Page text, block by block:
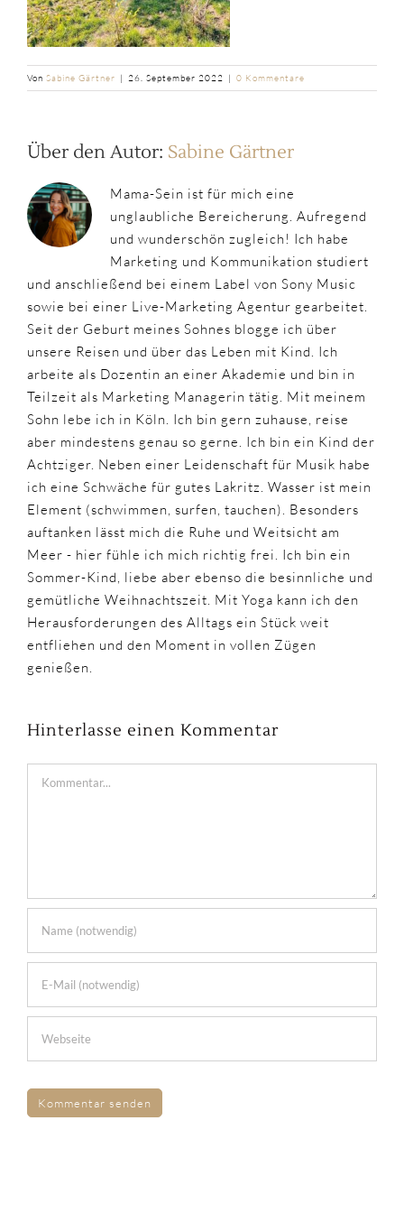
Von Sabine Gärtner | 26. September 2022 | 0 Kommentare
Über den Autor: Sabine Gärtner
Mama-Sein ist für mich eine
unglaubliche Bereicherung. Aufregend
und wunderschön zugleich! Ich habe
Marketing und Kommunikation studiert
und anschließend bei einem Label von Sony Music
sowie bei einer Live-Marketing Agentur gearbeitet.
Seit der Geburt meines Sohnes blogge ich über
unsere Reisen und über das Leben mit Kind. Ich
arbeite als Dozentin an einer Akademie und bin in
Teilzeit als Marketing Managerin tätig. Mit meinem
Sohn lebe ich in Köln. Ich bin gern zuhause, reise
aber mindestens genau so gerne. Ich bin ein Kind der
Achtziger. Neben einer Leidenschaft für Musik habe
ich eine Schwäche für gutes Lakritz. Wasser ist mein
Element (schwimmen, surfen, tauchen). Besonders
auftanken lässt mich die Ruhe und Weitsicht am
Meer - hier fühle ich mich richtig frei. Ich bin ein
Sommer-Kind, liebe aber ebenso die besinnliche und
gemütliche Weihnachtszeit. Mit Yoga kann ich den
Herausforderungen des Alltags ein Stück weit
entfliehen und den Moment in vollen Zügen
genießen.
Hinterlasse einen Kommentar
Kommentar